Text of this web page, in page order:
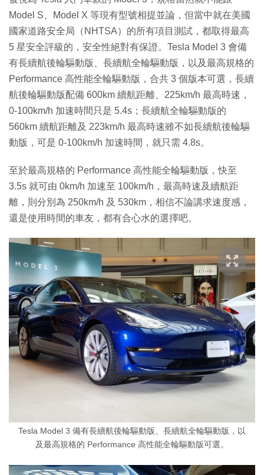
Model S、Model X 等現有型號相提並論，但當中就在美國
國家道路安全局（NHTSA）的所有項目測試，都取得最高
5 星安全評級的，安全性絕對有保證。Tesla Model 3 會備
有長續航後輪驅動版、長續航全輪驅動版，以及最高規格的
Performance 高性能全輪驅動版，合共 3 個版本可選，長續
航後輪驅動版配備 600km 續航距離、225km/h 最高時速，
0-100km/h 加速時間只是 5.4s；長續航全輪驅動版的
560km 續航距離及 223km/h 最高時速雖不如長續航後輪驅
動版，可是 0-100km/h 加速時間，就只需 4.8s。
至於最高規格的 Performance 高性能全輪驅動版，快至
3.5s 就可由 0km/h 加速至 100km/h，最高時速及續航距
離，則分別為 250km/h 及 530km，相信不論講求速度感，
還是使用時間的車友，都有合心水的選擇吧。
Tesla Model 3 備有長續航後輪驅動版、長續航全輪驅動版，以
及最高規格的 Performance 高性能全輪驅動版可選。